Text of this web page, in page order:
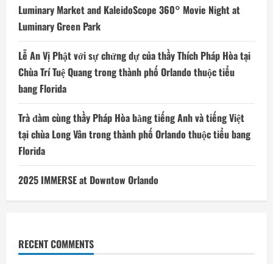
Luminary Market and KaleidoScope 360° Movie Night at
Luminary Green Park
Lễ An Vị Phật với sự chứng dự của thầy Thích Pháp Hòa tại
Chùa Trí Tuệ Quang trong thành phố Orlando thuộc tiểu
bang Florida
Trà đàm cùng thầy Pháp Hòa bằng tiếng Anh và tiếng Việt
tại chùa Long Vân trong thành phố Orlando thuộc tiểu bang
Florida
2025 IMMERSE at Downtow Orlando
RECENT COMMENTS